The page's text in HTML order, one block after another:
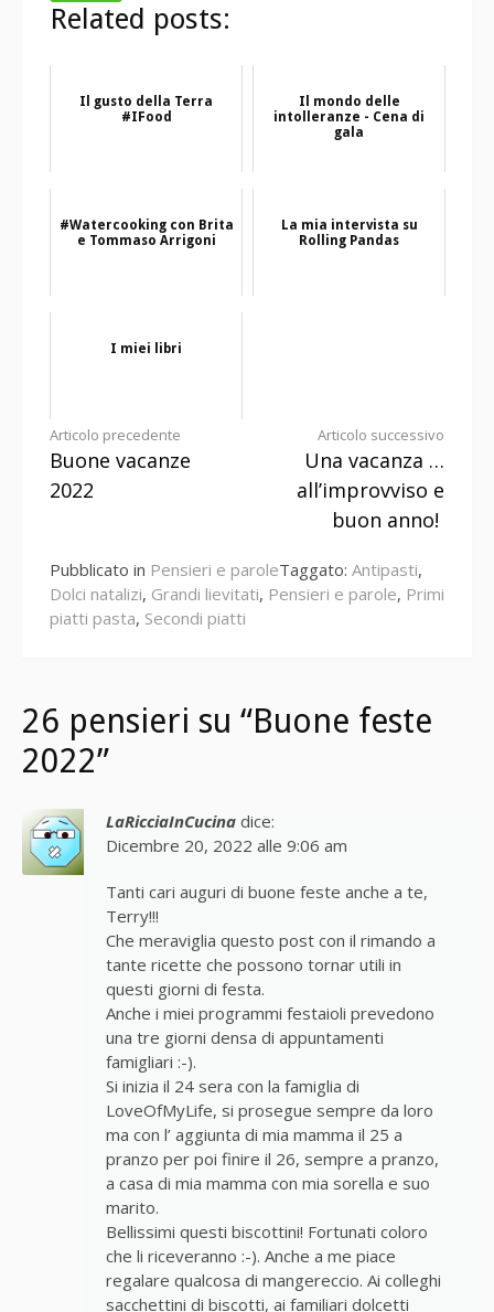
Related posts:
Il gusto della Terra
#IFood
Il mondo delle
intolleranze - Cena di
gala
#Watercooking con Brita
e Tommaso Arrigoni
La mia intervista su
Rolling Pandas
I miei libri
Continua
a
Articolo precedente
Buone vacanze
2022
Articolo successivo
Una vacanza …
all’improvviso e
buon anno!
Pubblicato in Pensieri e paroleTaggato: Antipasti,
Dolci natalizi, Grandi lievitati, Pensieri e parole, Primi
piatti pasta, Secondi piatti
26 pensieri su “Buone feste
2022”
LaRicciaInCucina dice:
Dicembre 20, 2022 alle 9:06 am
Tanti cari auguri di buone feste anche a te,
Terry!!!
Che meraviglia questo post con il rimando a
tante ricette che possono tornar utili in
questi giorni di festa.
Anche i miei programmi festaioli prevedono
una tre giorni densa di appuntamenti
famigliari :-).
Si inizia il 24 sera con la famiglia di
LoveOfMyLife, si prosegue sempre da loro
ma con l’ aggiunta di mia mamma il 25 a
pranzo per poi finire il 26, sempre a pranzo,
a casa di mia mamma con mia sorella e suo
marito.
Bellissimi questi biscottini! Fortunati coloro
che li riceveranno :-). Anche a me piace
regalare qualcosa di mangereccio. Ai colleghi
sacchettini di biscotti, ai familiari dolcetti